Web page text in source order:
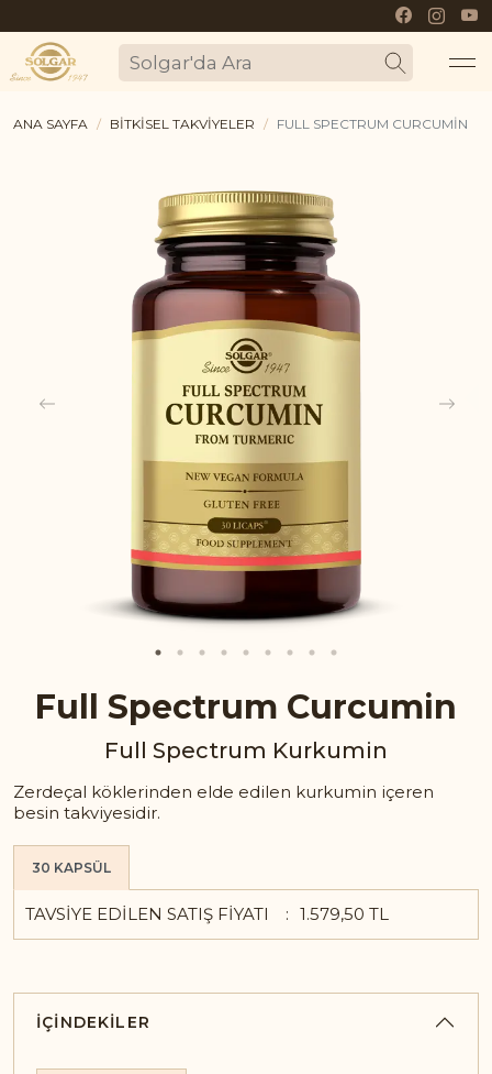
SOLGAR'DA
ANA SAYFA BITKISEL TAKVIYELER FULL SPECTRUM CURCUMIN
Full Spectrum Curcumin
Full Spectrum Kurkumin
Zerdeçal köklerinden elde edilen kurkumin içeren
besin takviyesidir.
30 KAPSÜL
TAVSIYE EDILEN SATIŞ FIYATI 1.579,50 TL
İÇINDEKILER